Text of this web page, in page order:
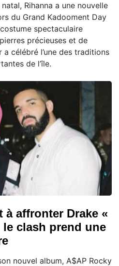
Rihanna a une nouvelle
du Grand Kadooment Day
spectaculaire
précieuses et de
célébré l’une des traditions
de l’île.
à affronter Drake «
clash prend une
nouvel album, A$AP Rocky